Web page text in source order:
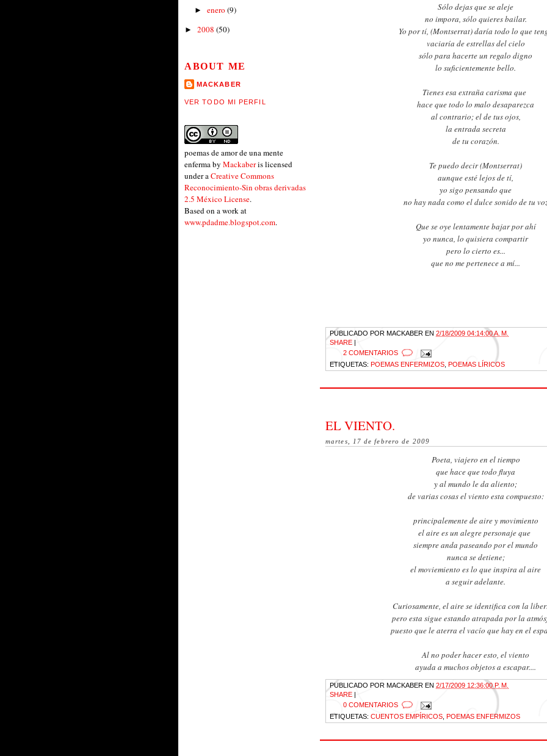
Sólo dejas que se aleje
no impora, sólo quieres bailar.
Yo por tí, (Montserrat) daría todo lo que
vaciaría de estrellas del cielo
sólo para hacerte un regalo digno
lo suficientemente bello.
Tienes esa extraña carisma que
hace que todo lo malo desaparezca
al contrario; el de tus ojos,
la entrada secreta
de tu corazón.
Te puedo decir (Montserrat)
aunque esté lejos de tí,
yo sigo pensando que
no hay nada como el dulce sonido de tu
Que se oye lentamente bajar por ahí
yo nunca, lo quisiera compartir
pero lo cierto es...
que no me pertenece a mí...
PUBLICADO POR MACKABER EN 2/18/2009 04:14:00 A. M.
SHARE |
2 COMENTARIOS
ETIQUETAS: POEMAS ENFERMIZOS POEMAS LÍRICOS
EL VIENTO.
martes, 17 de febrero de 2009
Poeta, viajero en el tiempo
que hace que todo fluya
y al mundo le da aliento;
de varias cosas el viento esta compuesto:
principalemente de aire y movimiento
el aire es un alegre personaje que
siempre anda paseando por el mundo
nunca se detiene;
el moviemiento es lo que inspira al aire
a seguir adelante.
Curiosamente, el aire se identifica con la
pero esta sigue estando atrapada por la
puesto que le aterra el vacío que hay en el
Al no poder hacer esto, el viento
ayuda a muchos objetos a escapar....
PUBLICADO POR MACKABER EN 2/17/2009 12:36:00 P. M.
SHARE |
0 COMENTARIOS
ETIQUETAS: CUENTOS EMPÍRICOS POEMAS ENFERMIZOS
► enero (9)
► 2008 (50)
ABOUT ME
MACKABER
VER TODO MI PERFIL
poemas de amor de una mente
enfermaby Mackaberis licensed
under aCreative Commons
Reconocimiento-Sin obras derivadas
2.5 México License.
Based on a work at
www.pdadme.blogspot.com.